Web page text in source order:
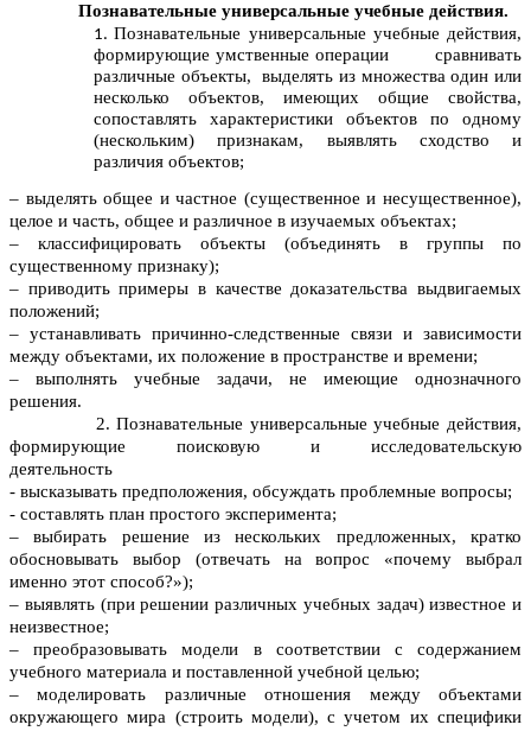
Познавательные универсальные учебные действия.
Познавательные универсальные учебные действия,
формирующие умственные операции сравнивать
различные объекты, выделять из множества один или
несколько объектов, имеющих общие свойства,
сопоставлять характеристики объектов по одному
(нескольким) признакам, выявлять сходство и
различия объектов;
– выделять общее и частное (существенное и несущественное),
целое и часть, общее и различное в изучаемых объектах;
– классифицировать объекты (объединять в группы по
существенному признаку);
– приводить примеры в качестве доказательства выдвигаемых
положений;
– устанавливать причинно-следственные связи и зависимости
между объектами, их положение в пространстве и времени;
– выполнять учебные задачи, не имеющие однозначного
решения.
2. Познавательные универсальные учебные действия,
формирующие поисковую и исследовательскую
деятельность
- высказывать предположения, обсуждать проблемные вопросы;
- составлять план простого эксперимента;
– выбирать решение из нескольких предложенных, кратко
обосновывать выбор (отвечать на вопрос «почему выбрал
именно этот способ?»);
– выявлять (при решении различных учебных задач) известное и
неизвестное;
– преобразовывать модели в соответствии с содержанием
учебного материала и поставленной учебной целью;
– моделировать различные отношения между объектами
окружающего мира (строить модели), с учетом их специфики